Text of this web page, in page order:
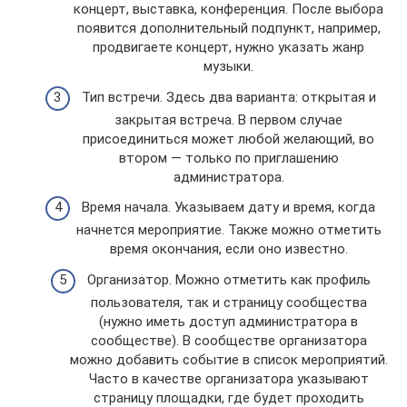
концерт, выставка, конференция. После выбора
появится дополнительный подпункт, например,
продвигаете концерт, нужно указать жанр
музыки.
Тип встречи. Здесь два варианта: открытая и
закрытая встреча. В первом случае
присоединиться может любой желающий, во
втором — только по приглашению
администратора.
Время начала. Указываем дату и время, когда
начнется мероприятие. Также можно отметить
время окончания, если оно известно.
Организатор. Можно отметить как профиль
пользователя, так и страницу сообщества
(нужно иметь доступ администратора в
сообществе). В сообществе организатора
можно добавить событие в список мероприятий.
Часто в качестве организатора указывают
страницу площадки, где будет проходить